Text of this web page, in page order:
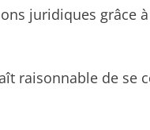
juridiques grâce à
raisonnable de se